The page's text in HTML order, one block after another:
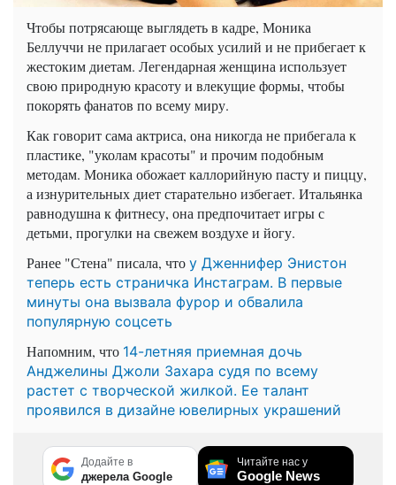
Чтобы потрясающе выглядеть в кадре, Моника
Беллуччи не прилагает особых усилий и не прибегает к
жестоким диетам. Легендарная женщина использует
свою природную красоту и влекущие формы, чтобы
покорять фанатов по всему миру.
Как говорит сама актриса, она никогда не прибегала к
пластике, "уколам красоты" и прочим подобным
методам. Моника обожает каллорийную пасту и пиццу,
а изнурительных диет старательно избегает. Итальянка
равнодушна к фитнесу, она предпочитает игры с
детьми, прогулки на свежем воздухе и йогу.
Ранее "Стена" писала, что у Дженнифер Энистон
теперь есть страничка Инстаграм. В первые
минуты она вызвала фурор и обвалила
популярную соцсеть
Напомним, что 14-летняя приемная дочь
Анджелины Джоли Захара судя по всему
растет с творческой жилкой. Ее талант
проявился в дизайне ювелирных украшений
Додайте в
джерела Google
Читайте нас у
Google News